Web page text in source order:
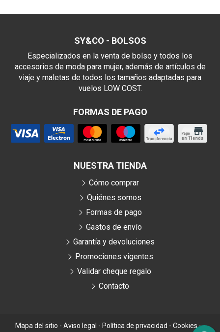
SY&CO - BOLSOS
Especializados en la venta de bolso y todos los
accesorios de moda para mujer, además de artículos de
viaje y maletas de todos los tamaños adaptadas para
vuelos LOW COST.
FORMAS DE PAGO
NUESTRA TIENDA
Cómo comprar
Quiénes somos
Formas de pago
Gastos de envío
Garantía y devoluciones
Promociones vigentes
Validar cheque regalo
Contacto
Mapa del sitio - Aviso legal - Política de privacidad - Cookies-